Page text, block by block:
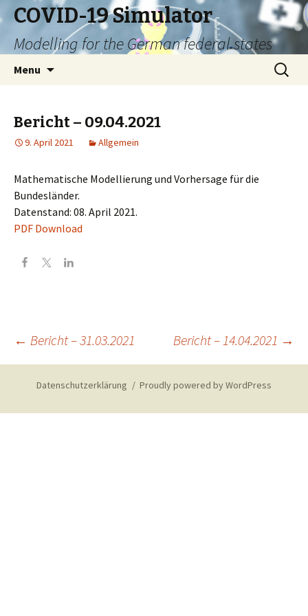
COVID-19 Simulator
Modelling for the German federal states
Menu
Search
for:
Bericht – 09.04.2021
9. April 2021 Allgemein
Mathematische Modellierung und Vorhersage für die
Bundesländer.
Datenstand: 08. April 2021.
PDF Download
Post
navigation
← Bericht – 31.03.2021 Bericht – 14.04.2021 →
Datenschutzerklärung Proudly powered by WordPress